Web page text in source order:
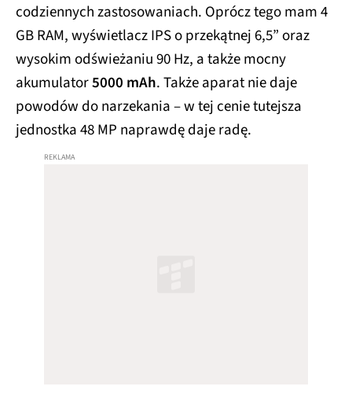
codziennych zastosowaniach. Oprócz tego mam 4
GB RAM, wyświetlacz IPS o przekątnej 6,5” oraz
wysokim odświeżaniu 90 Hz, a także mocny
akumulator5000 mAh. Także aparat nie daje
powodów do narzekania – w tej cenie tutejsza
jednostka 48 MP naprawdę daje radę.